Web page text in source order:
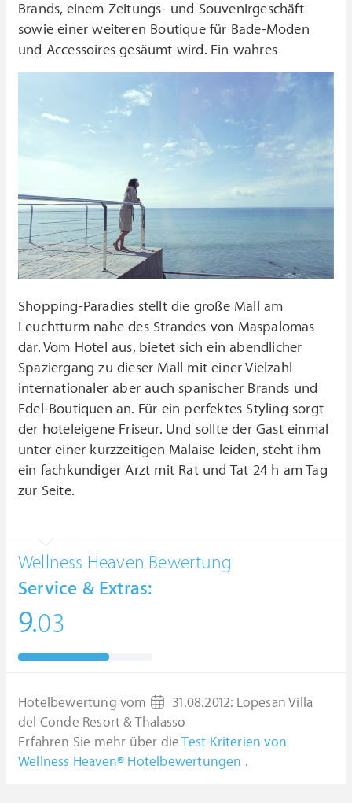
Brands, einem Zeitungs- und Souvenirgeschäft
sowie einer weiteren Boutique für Bade-Moden
und Accessoires gesäumt wird. Ein wahres
Shopping-Paradies stellt die große Mall am
Leuchtturm nahe des Strandes von Maspalomas
dar. Vom Hotel aus, bietet sich ein abendlicher
Spaziergang zu dieser Mall mit einer Vielzahl
internationaler aber auch spanischer Brands und
Edel-Boutiquen an. Für ein perfektes Styling sorgt
der hoteleigene Friseur. Und sollte der Gast einmal
unter einer kurzzeitigen Malaise leiden, steht ihm
ein fachkundiger Arzt mit Rat und Tat 24 h am Tag
zur Seite.
Wellness Heaven Bewertung
Service & Extras:
9.03
Hotelbewertung vom 31.08.2012: Lopesan Villa
del Conde Resort & Thalasso
Erfahren Sie mehr über dieTest-Kriterien von
Wellness Heaven® Hotelbewertungen .